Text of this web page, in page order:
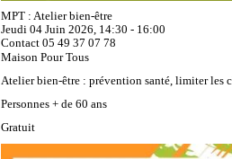
MPT : Atelier bien-être
Jeudi 04 Juin 2026, 14:30 - 16:00
Contact 05 49 37 07 78
Maison Pour Tous
Atelier bien-être : prévention santé, limiter les
Personnes + de 60 ans
Gratuit